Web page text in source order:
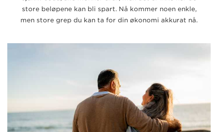
store beløpene kan bli spart. Nå kommer noen enkle,
men store grep du kan ta for din økonomi akkurat nå.